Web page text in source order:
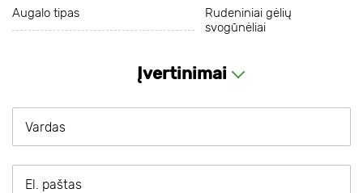
Augalo tipas
Rudeniniai gėlių
svogūnėliai
Įvertinimai